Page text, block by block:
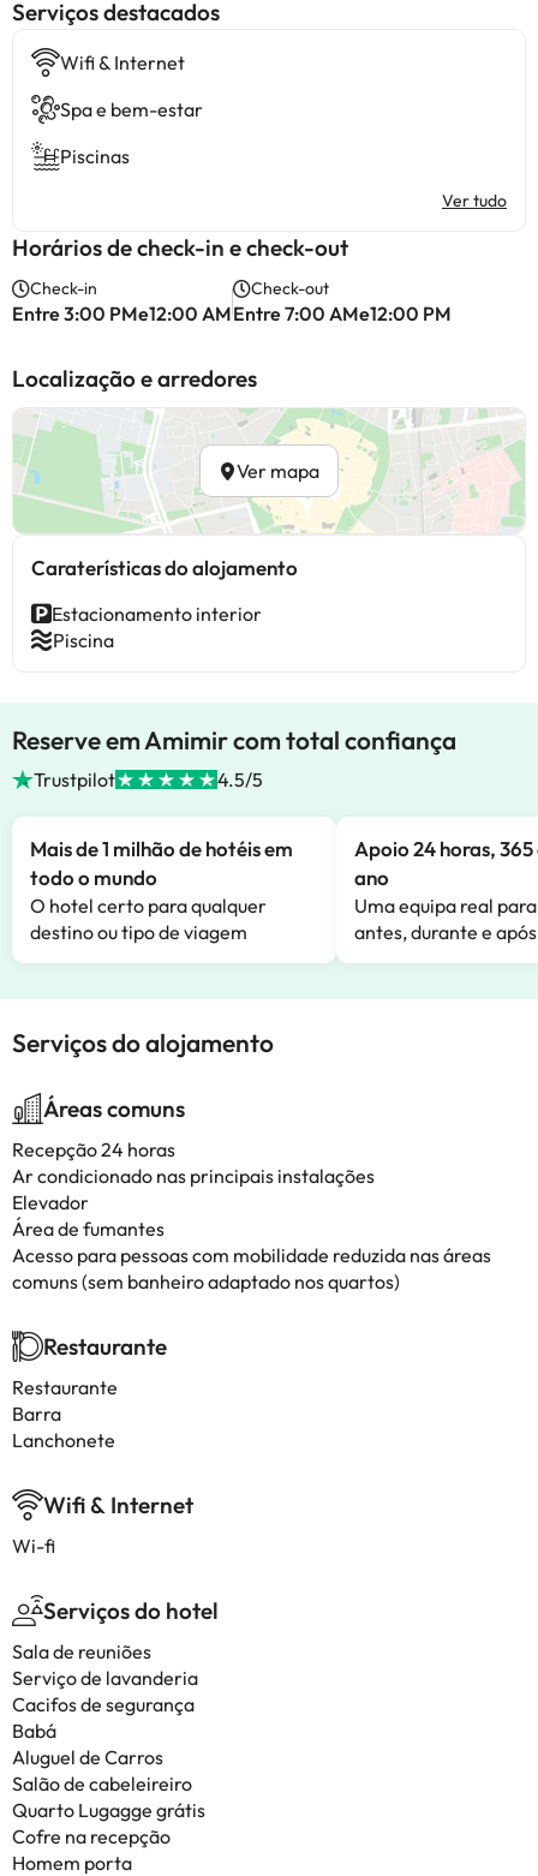
Serviços destacados
Wifi & Internet
Spa e bem-estar
Piscinas
Ver tudo
Horários de check-in e check-out
Check-in
Entre 3:00 PMe12:00 AM
Check-out
Entre 7:00 AMe12:00 PM
Localização e arredores
Ver mapa
Caraterísticas do alojamento
Estacionamento interior
Piscina
Reserve em Amimir com total confiança
Trustpilot 4.5/5
Mais de 1 milhão de hotéis em
todo o mundo
O hotel certo para qualquer
destino ou tipo de viagem
Apoio 24 horas,
ano
Uma equipa real
antes, durante e
Serviços do alojamento
Áreas comuns
Recepção 24 horas
Ar condicionado nas principais instalações
Elevador
Área de fumantes
Acesso para pessoas com mobilidade reduzida nas áreas
comuns (sem banheiro adaptado nos quartos)
Restaurante
Restaurante
Barra
Lanchonete
Wifi & Internet
Wi-fi
Serviços do hotel
Sala de reuniões
Serviço de lavanderia
Cacifos de segurança
Babá
Aluguel de Carros
Salão de cabeleireiro
Quarto Lugagge grátis
Cofre na recepção
Homem porta